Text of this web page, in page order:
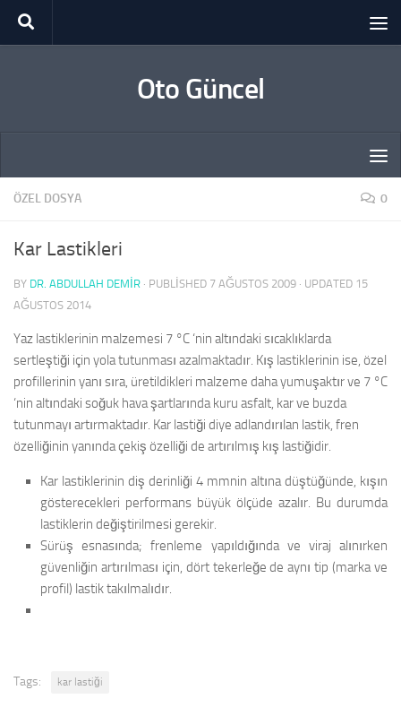
Skip to content
Oto Güncel
ÖZEL DOSYA 0
Kar Lastikleri
BY DR. ABDULLAH DEMİR · PUBLISHED 7 AĞUSTOS 2009 · UPDATED 15
AĞUSTOS 2014
Yaz lastiklerinin malzemesi 7 °C ‘nin altındaki sıcaklıklarda
sertleştiği için yola tutunması azalmaktadır. Kış lastiklerinin ise, özel
profillerinin yanı sıra, üretildikleri malzeme daha yumuşaktır ve 7 °C
‘nin altındaki soğuk hava şartlarında kuru asfalt, kar ve buzda
tutunmayı artırmaktadır. Kar lastiği diye adlandırılan lastik, fren
özelliğinin yanında çekiş özelliği de artırılmış kış lastiğidir.
Kar lastiklerinin diş derinliği 4 mmnin altına düştüğünde, kışın
gösterecekleri performans büyük ölçüde azalır. Bu durumda
lastiklerin değiştirilmesi gerekir.
Sürüş esnasında; frenleme yapıldığında ve viraj alınırken
güvenliğin artırılması için, dört tekerleğe de aynı tip (marka ve
profil) lastik takılmalıdır.
Tags: kar lastiği